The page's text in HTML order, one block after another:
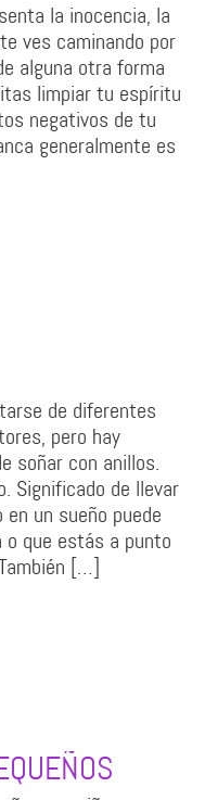
la inocencia, la
ves caminando por
alguna otra forma
limpiar tu espíritu
negativos de tu
generalmente es
de diferentes
pero hay
soñar con anillos.
Significado de llevar
un sueño puede
que estás a punto
[…]